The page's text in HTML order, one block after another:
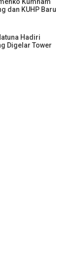
Kumham
dan KUHP Baru
Hadiri
Digelar Tower